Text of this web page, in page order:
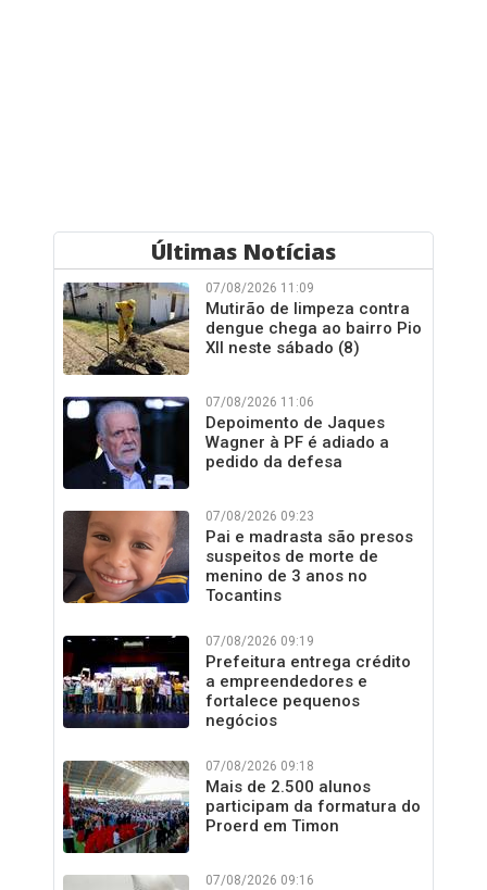
Últimas Notícias
07/08/2026 11:09
Mutirão de limpeza contra
dengue chega ao bairro Pio
XII neste sábado (8)
07/08/2026 11:06
Depoimento de Jaques
Wagner à PF é adiado a
pedido da defesa
07/08/2026 09:23
Pai e madrasta são presos
suspeitos de morte de
menino de 3 anos no
Tocantins
07/08/2026 09:19
Prefeitura entrega crédito
a empreendedores e
fortalece pequenos
negócios
07/08/2026 09:18
Mais de 2.500 alunos
participam da formatura do
Proerd em Timon
07/08/2026 09:16